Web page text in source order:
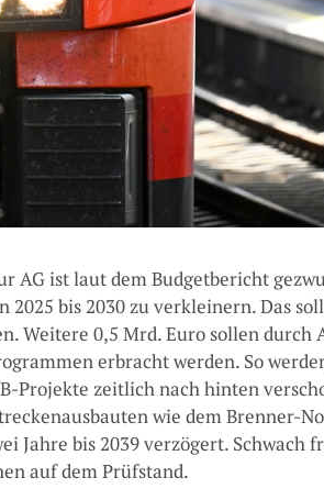
AG ist laut dem Budgetbericht
2025 bis 2030 zu verkleinern. Das
Weitere 0,5 Mrd. Euro sollen durch
erbracht werden. So
Projekte zeitlich nach hinten
wie dem Brenner-
Jahre bis 2039 verzögert. Schwach
auf dem Prüfstand.